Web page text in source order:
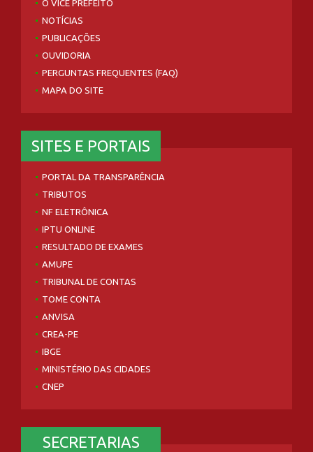
O VICE PREFEITO
NOTÍCIAS
PUBLICAÇÕES
OUVIDORIA
PERGUNTAS FREQUENTES (FAQ)
MAPA DO SITE
SITES E PORTAIS
PORTAL DA TRANSPARÊNCIA
TRIBUTOS
NF ELETRÔNICA
IPTU ONLINE
RESULTADO DE EXAMES
AMUPE
TRIBUNAL DE CONTAS
TOME CONTA
ANVISA
CREA-PE
IBGE
MINISTÉRIO DAS CIDADES
CNEP
SECRETARIAS